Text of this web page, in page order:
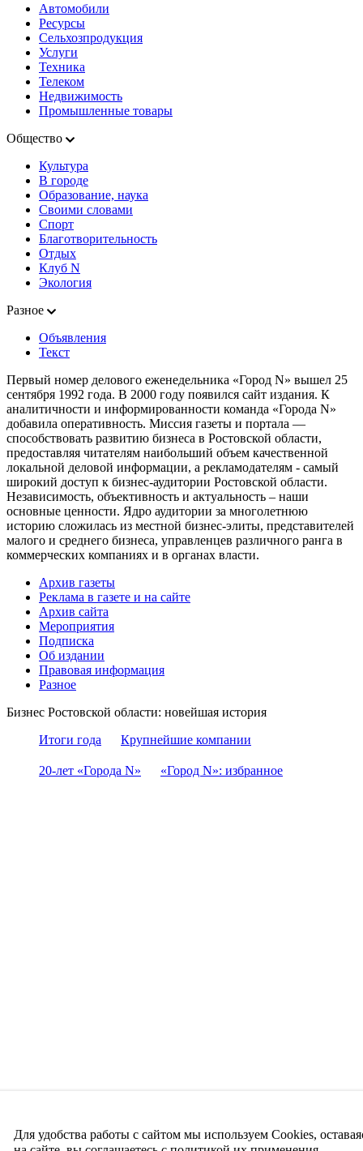
Автомобили
Ресурсы
Сельхозпродукция
Услуги
Техника
Телеком
Недвижимость
Промышленные товары
Общество
Культура
В городе
Образование, наука
Своими словами
Спорт
Благотворительность
Отдых
Клуб N
Экология
Разное
Объявления
Текст
Первый номер делового еженедельника «Город N» вышел 25
сентября 1992 года. В 2000 году появился сайт издания. К
аналитичности и информированности команда «Города N»
добавила оперативность. Миссия газеты и портала —
способствовать развитию бизнеса в Ростовской области,
предоставляя читателям наибольший объем качественной
локальной деловой информации, а рекламодателям - самый
широкий доступ к бизнес-аудитории Ростовской области.
Независимость, объективность и актуальность – наши
основные ценности. Ядро аудитории за многолетнюю
историю сложилась из местной бизнес-элиты, представителей
малого и среднего бизнеса, управленцев различного ранга в
коммерческих компаниях и в органах власти.
Архив газеты
Реклама в газете и на сайте
Архив сайта
Мероприятия
Подписка
Об издании
Правовая информация
Разное
Бизнес Ростовской области: новейшая история
Итоги года
Крупнейшие компании
20-лет «Города N» «Город N»: избранное
Для удобства работы с сайтом мы используем Cookies,